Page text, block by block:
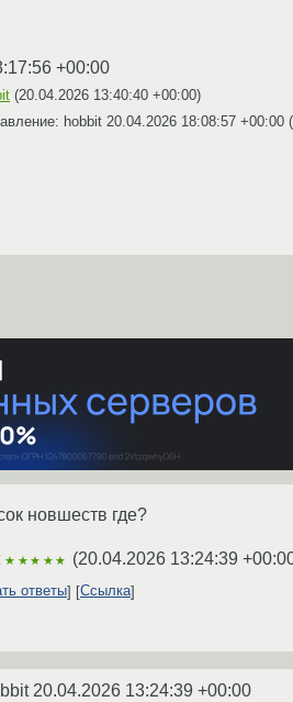
+00:00
(20.04.2026 13:40:40 +00:00)
hobbit 20.04.2026 18:08:57 +00:00
новшеств где?
★★★★★ (20.04.2026 13:24:39
ответы Ссылка
20.04.2026 13:24:39 +00:00